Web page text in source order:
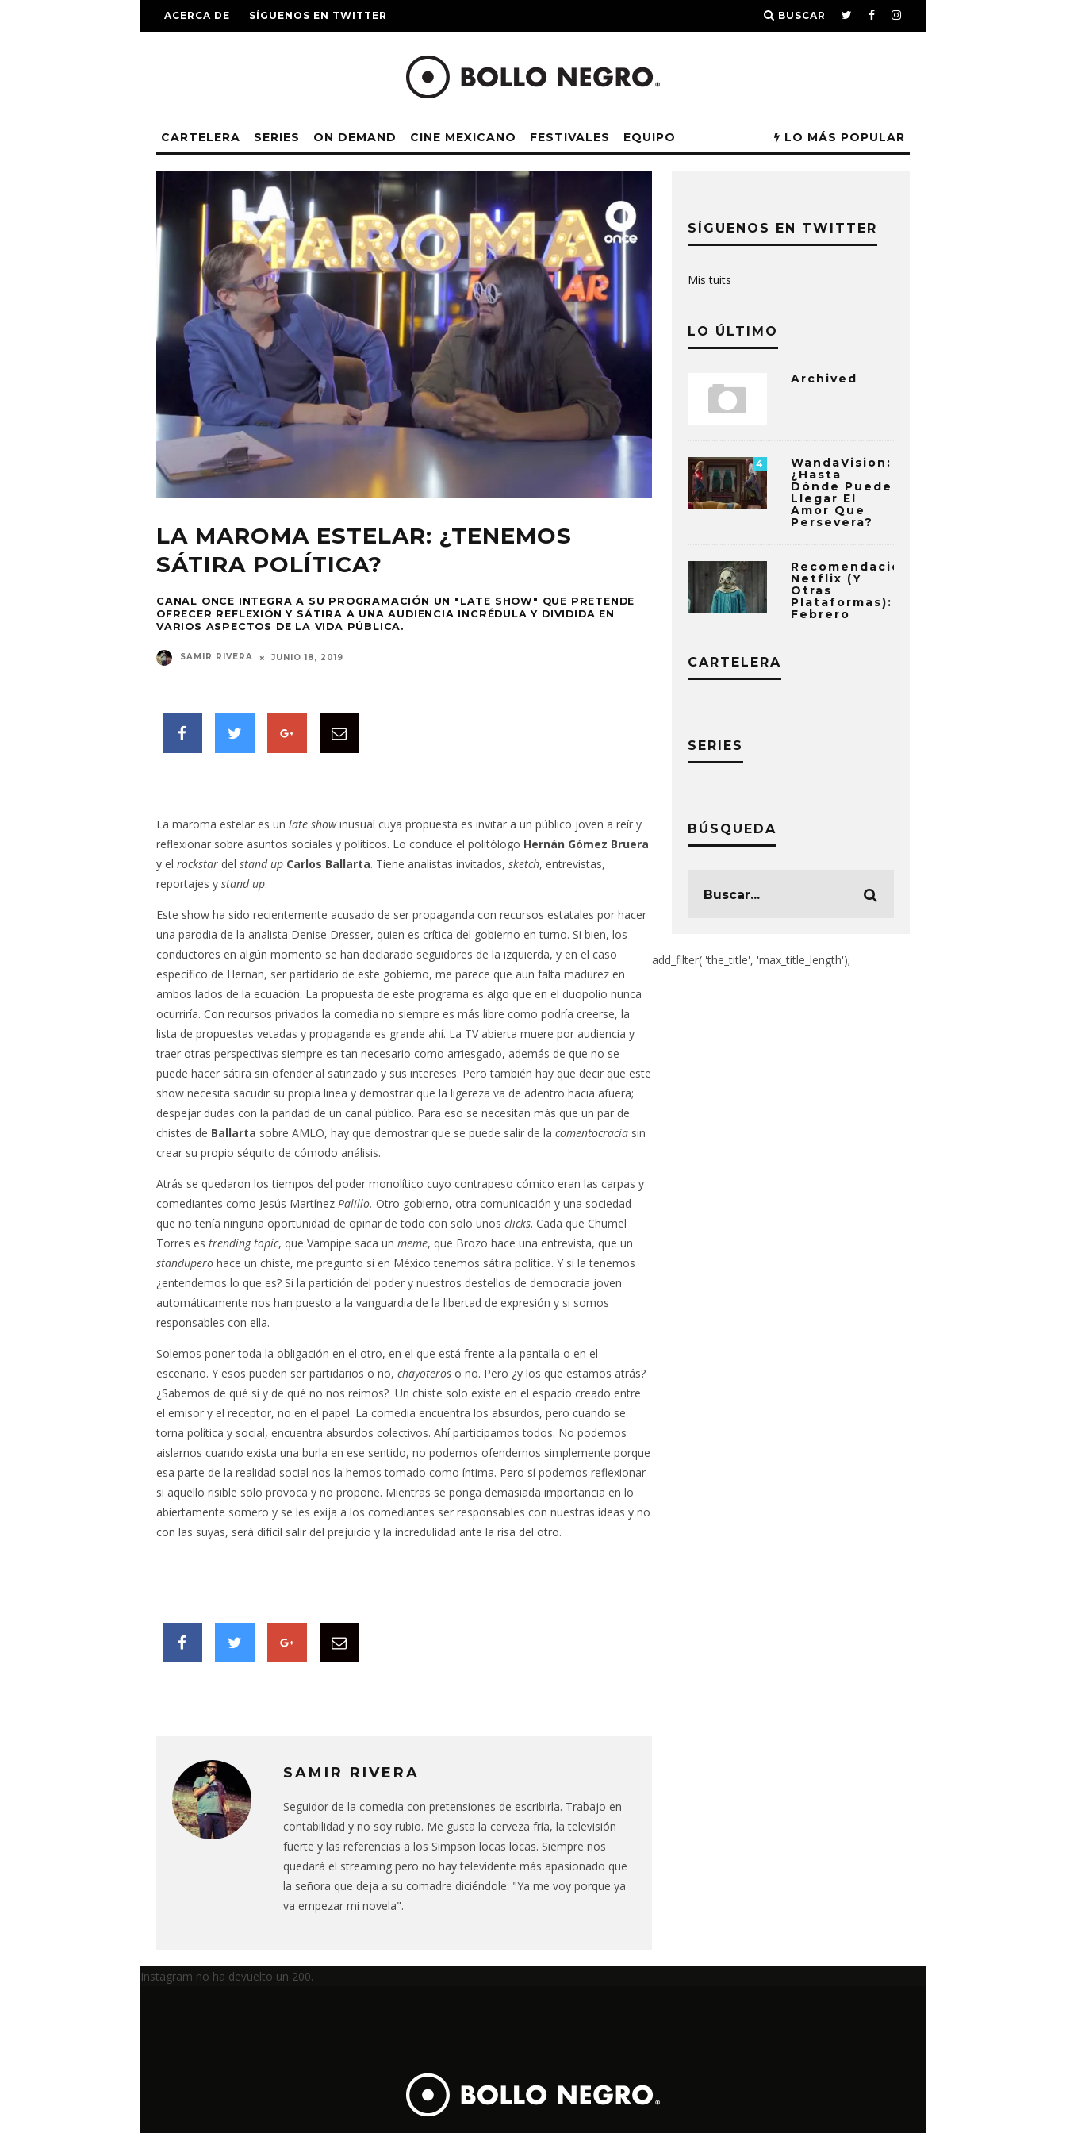
ACERCA DE SÍGUENOS EN TWITTER BUSCAR
CARTELERA SERIES ON DEMAND CINE MEXICANO FESTIVALES EQUIPO LO MÁS POPULAR
LA MAROMA ESTELAR: ¿TENEMOS
SÁTIRA POLÍTICA?
CANAL ONCE INTEGRA A SU PROGRAMACIÓN UN "LATE SHOW" QUE PRETENDE
OFRECER REFLEXIÓN Y SÁTIRA A UNA AUDIENCIA INCRÉDULA Y DIVIDIDA EN
VARIOS ASPECTOS DE LA VIDA PÚBLICA.
SAMIR RIVERA JUNIO 18, 2019
La maroma estelar es un late showinusual cuya propuesta es invitar a un público joven a reír y
reflexionar sobre asuntos sociales y políticos. Lo conduce el politólogo Hernán Gómez Bruera
y el rockstar del stand up Carlos Ballarta. Tiene analistas invitados, sketch, entrevistas,
reportajes y stand up.
Este show ha sido recientemente acusado de ser propaganda con recursos estatales por hacer
una parodia de la analista Denise Dresser, quien es crítica del gobierno en turno. Si bien, los
conductores en algún momento se han declarado seguidores de la izquierda, y en el caso
especifico de Hernan, ser partidario de este gobierno, me parece que aun falta madurez en
ambos lados de la ecuación. La propuesta de este programa es algo que en el duopolio nunca
ocurriría. Con recursos privados la comedia no siempre es más libre como podría creerse, la
lista de propuestas vetadas y propaganda es grande ahí. La TV abierta muere por audiencia y
traer otras perspectivas siempre es tan necesario como arriesgado, además de que no se
puede hacer sátira sin ofender al satirizado y sus intereses. Pero también hay que decir que este
show necesita sacudir su propia linea y demostrar que la ligereza va de adentro hacia afuera;
despejar dudas con la paridad de un canal público. Para eso se necesitan más que un par de
chistes de Ballarta sobre AMLO, hay que demostrar que se puede salir de la comentocracia sin
crear su propio séquito de cómodo análisis.
Atrás se quedaron los tiempos del poder monolítico cuyo contrapeso cómico eran las carpas y
comediantes como Jesús Martínez Palillo. Otro gobierno, otra comunicación y una sociedad
que no tenía ninguna oportunidad de opinar de todo con solo unos clicks. Cada que Chumel
Torres es trending topic, que Vampipe saca un meme, que Brozo hace una entrevista, que un
standupero hace un chiste, me pregunto si en México tenemos sátira política. Y si la tenemos
¿entendemos lo que es? Si la partición del poder y nuestros destellos de democracia joven
automáticamente nos han puesto a la vanguardia de la libertad de expresión y si somos
responsables con ella.
Solemos poner toda la obligación en el otro, en el que está frente a la pantalla o en el
escenario. Y esos pueden ser partidarios o no, chayoteros o no. Pero ¿y los que estamos atrás?
¿Sabemos de qué sí y de qué no nos reímos? Un chiste solo existe en el espacio creado entre
el emisor y el receptor, no en el papel. La comedia encuentra los absurdos, pero cuando se
torna política y social, encuentra absurdos colectivos. Ahí participamos todos. No podemos
aislarnos cuando exista una burla en ese sentido, no podemos ofendernos simplemente porque
esa parte de la realidad social nos la hemos tomado como íntima. Pero sí podemos reflexionar
si aquello risible solo provoca y no propone. Mientras se ponga demasiada importancia en lo
abiertamente somero y se les exija a los comediantes ser responsables con nuestras ideas y no
con las suyas, será difícil salir del prejuicio y la incredulidad ante la risa del otro.
SAMIR RIVERA
Seguidor de la comedia con pretensiones de escribirla. Trabajo en
contabilidad y no soy rubio. Me gusta la cerveza fría, la televisión
fuerte y las referencias a los Simpson locas locas. Siempre nos
quedará el streaming pero no hay televidente más apasionado que
la señora que deja a su comadre diciéndole: "Ya me voy porque ya
va empezar mi novela".
SÍGUENOS EN TWITTER
Mis tuits
LO ÚLTIMO
Archived
4
WandaVision:
¿Hasta
Dónde Puede
Llegar El
Amor Que
Persevera?
Recomendaciones
Netflix (y
Otras
Plataformas):
Febrero
CARTELERA
SERIES
BÚSQUEDA
add_filter( 'the_title', 'max_title_length');
Instagram no ha devuelto un 200.